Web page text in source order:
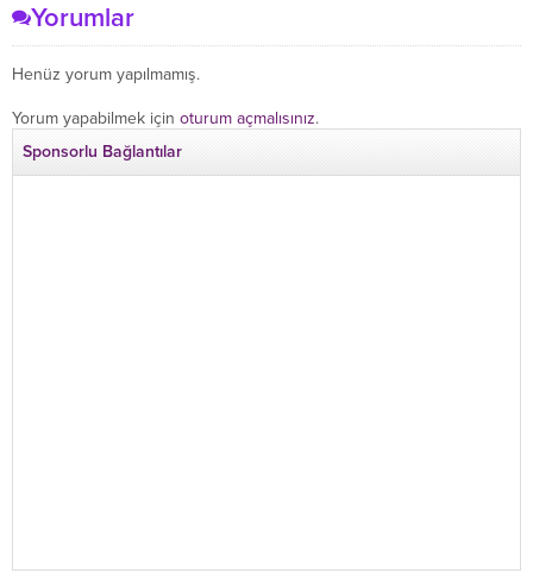
Yorumlar
Henüz yorum yapılmamış.
Yorum yapabilmek için oturum açmalısınız.
Sponsorlu Bağlantılar